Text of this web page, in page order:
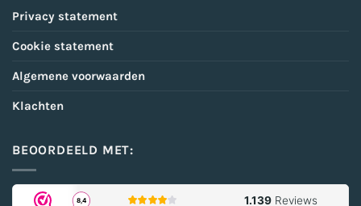
Privacy statement
Cookie statement
Algemene voorwaarden
Klachten
BEOORDEELD MET: